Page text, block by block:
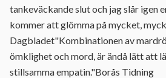
tankeväckande slut och jag slår igen
kommer att glömma på mycket,
Dagbladet"Kombinationen av
ömklighet och mord, är ändå lätt att
stillsamma empatin."Borås Tidning